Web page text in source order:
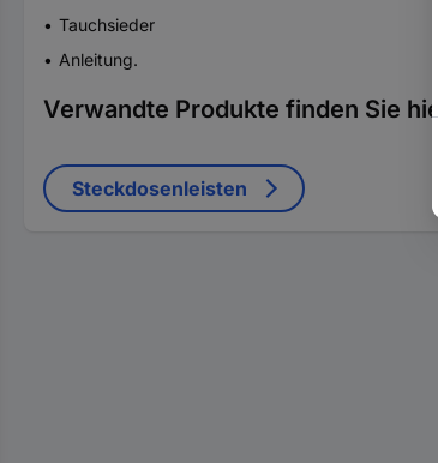
Tauchsieder
Anleitung.
Verwandte Produkte finden Sie hier
Steckdosenleisten